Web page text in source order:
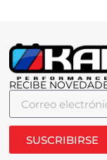
RECIBE
SUSCRIBIRSE